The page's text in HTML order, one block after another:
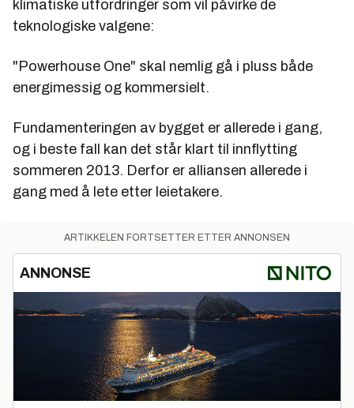
klimatiske utfordringer som vil påvirke de
teknologiske valgene:
"Powerhouse One" skal nemlig gå i pluss både
energimessig og kommersielt.
Fundamenteringen av bygget er allerede i gang,
og i beste fall kan det står klart til innflytting
sommeren 2013. Derfor er alliansen allerede i
gang med å lete etter leietakere.
ARTIKKELEN FORTSETTER ETTER ANNONSEN
ANNONSE